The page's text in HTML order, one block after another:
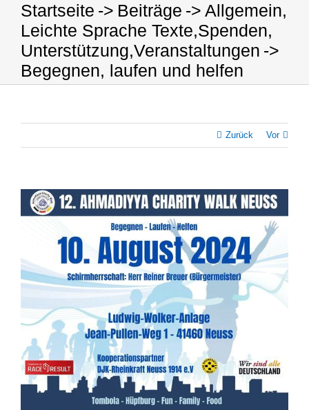
Startseite Beiträge Allgemein,
Leichte Sprache Texte,Spenden,
Unterstützung,Veranstaltungen
Begegnen, laufen und helfen
Zurück Vor
Zeige
grösseres